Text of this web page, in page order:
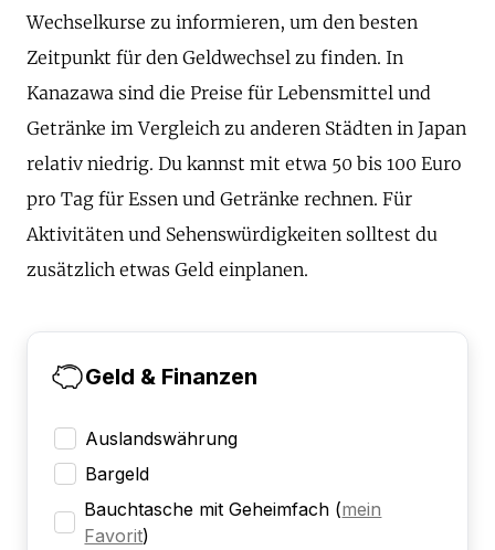
Wechselkurse zu informieren, um den besten
Zeitpunkt für den Geldwechsel zu finden. In
Kanazawa sind die Preise für Lebensmittel und
Getränke im Vergleich zu anderen Städten in Japan
relativ niedrig. Du kannst mit etwa 50 bis 100 Euro
pro Tag für Essen und Getränke rechnen. Für
Aktivitäten und Sehenswürdigkeiten solltest du
zusätzlich etwas Geld einplanen.
Geld & Finanzen
Auslandswährung
Bargeld
Bauchtasche mit Geheimfach (mein
Favorit)